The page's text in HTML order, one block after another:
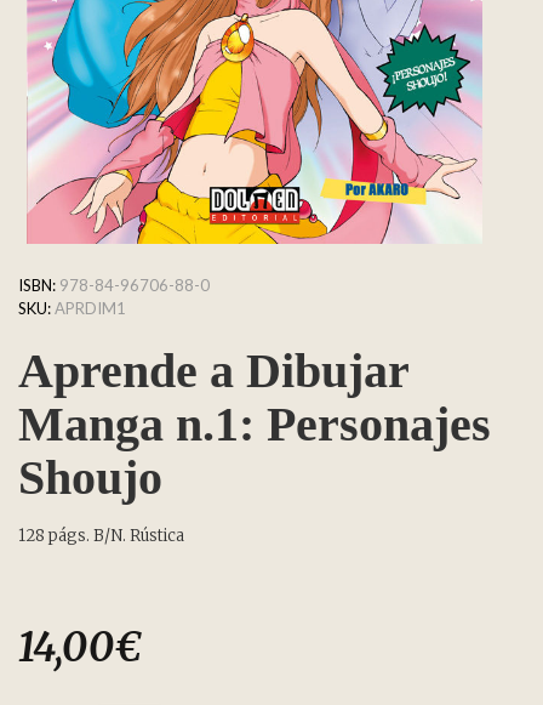
ISBN: 978-84-96706-88-0
SKU:APRDIM1
Aprende a Dibujar
Manga n.1: Personajes
Shoujo
128 págs. B/N. Rústica
14,00€